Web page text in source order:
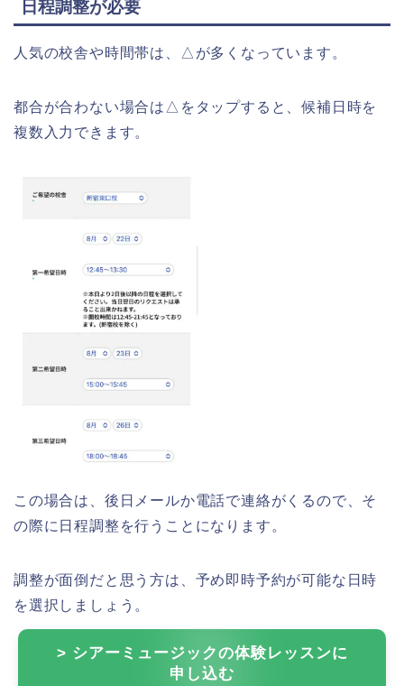
日程調整が必要
人気の校舎や時間帯は、△が多くなっています。
都合が合わない場合は△をタップすると、候補日時を
複数入力できます。
この場合は、後日メールか電話で連絡がくるので、そ
の際に日程調整を行うことになります。
調整が面倒だと思う方は、予め即時予約が可能な日時
を選択しましょう。
> シアーミュージックの体験レッスンに
申し込む